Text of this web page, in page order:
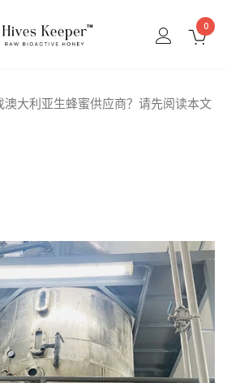
0
澳大利亚生蜂蜜供应商？请先阅读本文